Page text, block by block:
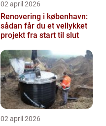
02 april 2026
Renovering i københavn:
sådan får du et vellykket
projekt fra start til slut
02 april 2026